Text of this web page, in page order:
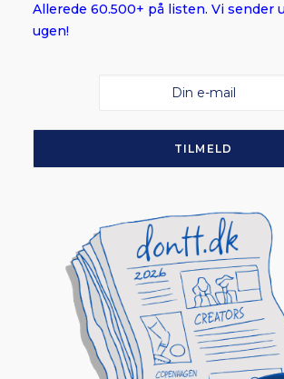
Allerede 60.500+ på listen. Vi sender
ugen!